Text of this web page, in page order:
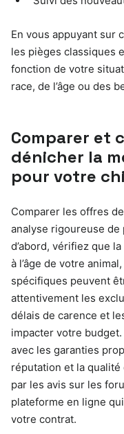
En vous appuyant sur
les pièges classiques
fonction de votre
race, de l’âge ou des
Comparer et
dénicher la
pour votre
Comparer les offres
analyse rigoureuse
d’abord, vérifiez que
à l’âge de votre
spécifiques peuvent
attentivement les
délais de carence et
impacter votre
avec les garanties
réputation et la
par les avis sur les
plateforme en ligne
votre contrat.